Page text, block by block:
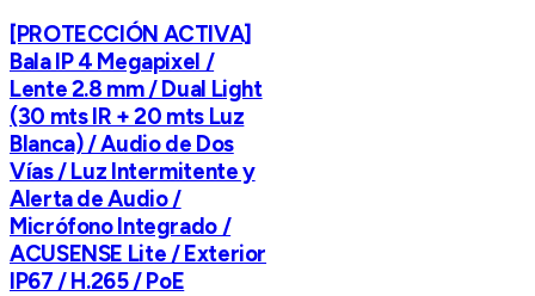
[PROTECCIÓN ACTIVA]
Bala IP 4 Megapixel /
Lente 2.8 mm / Dual Light
(30 mts IR + 20 mts Luz
Blanca) / Audio de Dos
Vías / Luz Intermitente y
Alerta de Audio /
Micrófono Integrado /
ACUSENSE Lite / Exterior
IP67 / H.265 / PoE